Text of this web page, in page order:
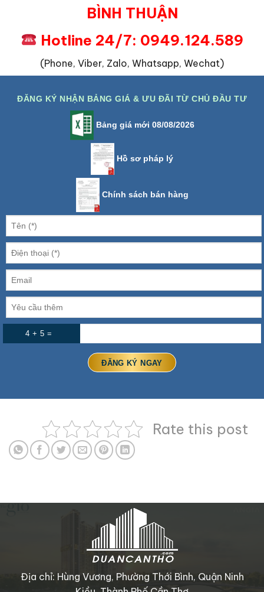
BÌNH THUẬN
Hotline 24/7: 0949.124.589
(Phone, Viber, Zalo, Whatsapp, Wechat)
ĐĂNG KÝ NHẬN BẢNG GIÁ & ƯU ĐÃI TỪ CHỦ ĐẦU TƯ
Bảng giá mới 08/08/2026
Hồ sơ pháp lý
Chính sách bán hàng
4 + 5 =
Rate this post
Địa chỉ: Hùng Vương, Phường Thới Bình, Quận Ninh